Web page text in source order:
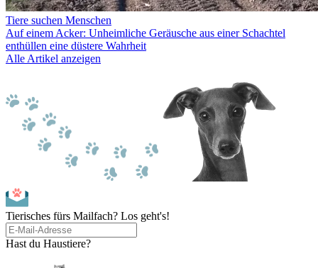
Tiere suchen Menschen
Auf einem Acker: Unheimliche Geräusche aus einer Schachtel
enthüllen eine düstere Wahrheit
Alle Artikel anzeigen
Tierisches fürs Mailfach? Los geht's!
Hast du Haustiere?